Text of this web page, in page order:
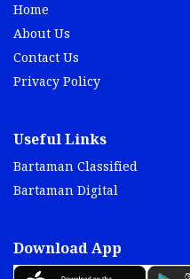
Home
About Us
Contact Us
Privacy Policy
Useful Links
Bartaman Classified
Bartaman Digital
Download App